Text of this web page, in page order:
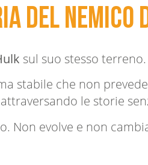
del nemico
sul suo stesso terreno.
stabile che non
le storie
Non evolve e non